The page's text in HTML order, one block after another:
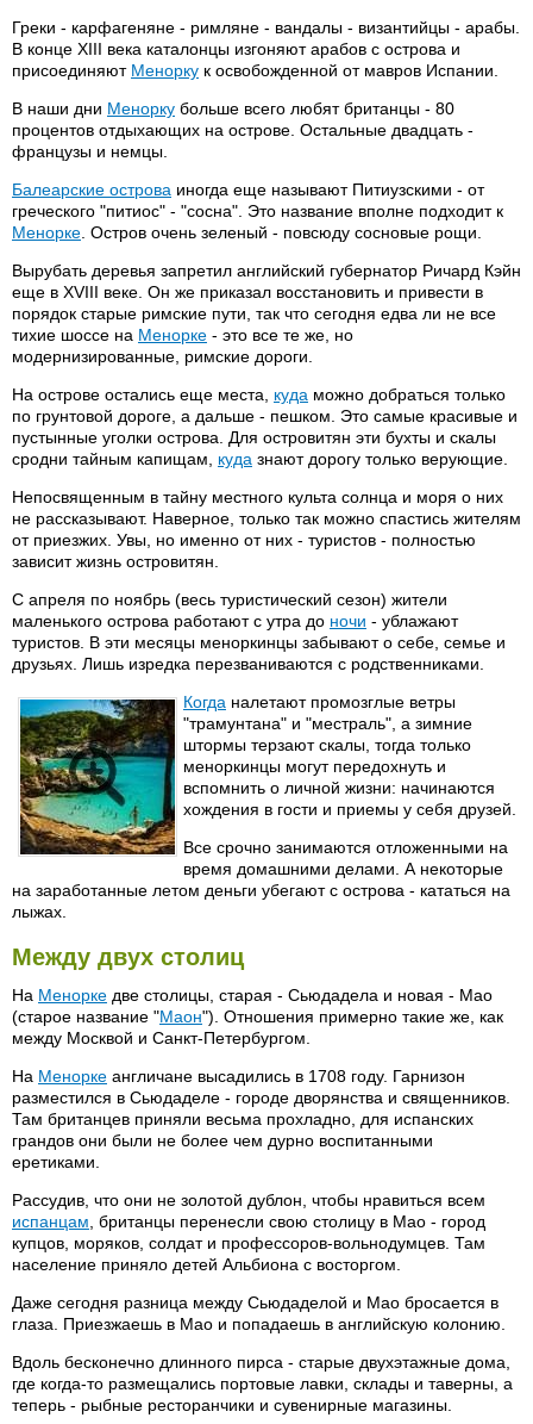
Греки - карфагеняне - римляне - вандалы - византийцы - арабы.
В конце XIII века каталонцы изгоняют арабов с острова и
присоединяют Менорку к освобожденной от мавров Испании.
В наши дни Менорку больше всего любят британцы - 80
процентов отдыхающих на острове. Остальные двадцать -
французы и немцы.
Балеарские острова иногда еще называют Питиузскими - от
греческого "питиос" - "сосна". Это название вполне подходит к
Менорке . Остров очень зеленый - повсюду сосновые рощи.
Вырубать деревья запретил английский губернатор Ричард Кэйн
еще в XVIII веке. Он же приказал восстановить и привести в
порядок старые римские пути, так что сегодня едва ли не все
тихие шоссе на Менорке - это все те же, но
модернизированные, римские дороги.
На острове остались еще места, куда можно добраться только
по грунтовой дороге, а дальше - пешком. Это самые красивые и
пустынные уголки острова. Для островитян эти бухты и скалы
сродни тайным капищам, куда знают дорогу только верующие.
Непосвященным в тайну местного культа солнца и моря о них
не рассказывают. Наверное, только так можно спастись жителям
от приезжих. Увы, но именно от них - туристов - полностью
зависит жизнь островитян.
С апреля по ноябрь (весь туристический сезон) жители
маленького острова работают с утра до ночи - ублажают
туристов. В эти месяцы меноркинцы забывают о себе, семье и
друзьях. Лишь изредка перезваниваются с родственниками.
Когда налетают промозглые ветры
"трамунтана" и "местраль", а зимние
штормы терзают скалы, тогда только
меноркинцы могут передохнуть и
вспомнить о личной жизни: начинаются
хождения в гости и приемы у себя друзей.
Все срочно занимаются отложенными на
время домашними делами. А некоторые
на заработанные летом деньги убегают с острова - кататься на
лыжах.
Между двух столиц
На Менорке две столицы, старая - Сьюдадела и новая - Мао
(старое название "Маон"). Отношения примерно такие же, как
между Москвой и Санкт-Петербургом.
На Менорке англичане высадились в 1708 году. Гарнизон
разместился в Сьюдаделе - городе дворянства и священников.
Там британцев приняли весьма прохладно, для испанских
грандов они были не более чем дурно воспитанными
еретиками.
Рассудив, что они не золотой дублон, чтобы нравиться всем
испанцам , британцы перенесли свою столицу в Мао - город
купцов, моряков, солдат и профессоров-вольнодумцев. Там
население приняло детей Альбиона с восторгом.
Даже сегодня разница между Сьюдаделой и Мао бросается в
глаза. Приезжаешь в Мао и попадаешь в английскую колонию.
Вдоль бесконечно длинного пирса - старые двухэтажные дома,
где когда-то размещались портовые лавки, склады и таверны, а
теперь - рыбные ресторанчики и сувенирные магазины.